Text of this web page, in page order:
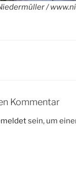
/
Kommentar
sein, um